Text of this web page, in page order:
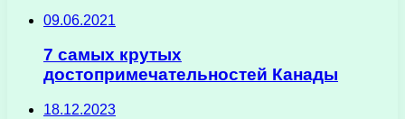
09.06.2021
7 самых крутых
достопримечательностей Канады
18.12.2023